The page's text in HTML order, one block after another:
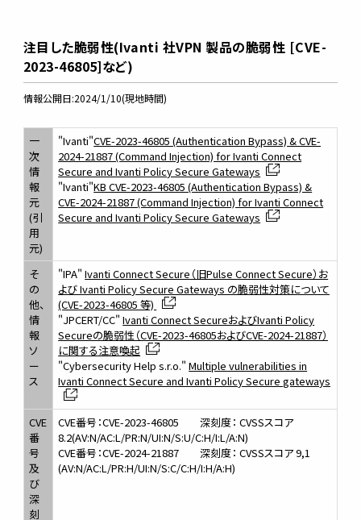
注目した脆弱性(Ivanti 社VPN 製品の脆弱性 [CVE-
2023-46805]など)
情報公開日:2024/1/10(現地時間)
一
次
情
報
元
(引
用
元)
"Ivanti"CVE-2023-46805 (Authentication Bypass) & CVE-
2024-21887 (Command Injection) for Ivanti Connect
Secure and Ivanti Policy Secure Gateways
"Ivanti"KB CVE-2023-46805 (Authentication Bypass) &
CVE-2024-21887 (Command Injection) for Ivanti Connect
Secure and Ivanti Policy Secure Gateways
そ
の
他、
情
報
ソ
ー
ス
"IPA"Ivanti Connect Secure（旧Pulse Connect Secure）お
よび Ivanti Policy Secure Gateways の脆弱性対策について
(CVE-2023-46805 等)
"JPCERT/CC"Ivanti Connect SecureおよびIvanti Policy
Secureの脆弱性（CVE-2023-46805およびCVE-2024-21887）
に関する注意喚起
"Cybersecurity Help s.r.o."Multiple vulnerabilities in
Ivanti Connect Secure and Ivanti Policy Secure gateways
CVE
番
号
及
び
深
刻
CVE番号：CVE-2023-46805 深刻度： CVSSスコア
8.2(AV:N/AC:L/PR:N/UI:N/S:U/C:H/I:L/A:N)
CVE番号：CVE-2024-21887 深刻度： CVSSスコア 9,1
(AV:N/AC:L/PR:H/UI:N/S:C/C:H/I:H/A:H)